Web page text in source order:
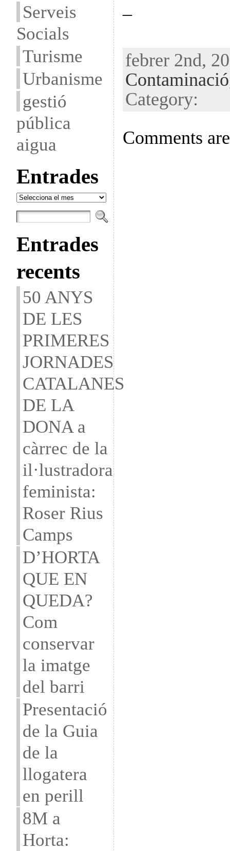
Serveis
Socials
Turisme
Urbanisme
gestió
pública
aigua
Entrades
Entrades
Entrades
recents
50 ANYS
DE LES
PRIMERES
JORNADES
CATALANES
DE LA
DONA a
càrrec de la
il·lustradora
feminista:
Roser Rius
Camps
D’HORTA
QUE EN
QUEDA?
Com
conservar
la imatge
del barri
Presentació
de la Guia
de la
llogatera
en perill
8M a
Horta:
febrer 2nd,
Contaminació
Category:
Comments